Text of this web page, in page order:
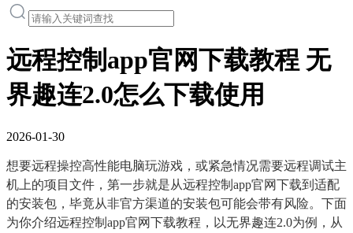
远程控制app官网下载教程 无
界趣连2.0怎么下载使用
2026-01-30
想要远程操控高性能电脑玩游戏，或紧急情况需要远程调试主
机上的项目文件，第一步就是从远程控制app官网下载到适配
的安装包，毕竟从非官方渠道的安装包可能会带有风险。下面
为你介绍远程控制app官网下载教程，以无界趣连2.0为例，从